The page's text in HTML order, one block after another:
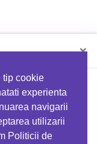
tip cookie
experienta
navigarii
utilizarii
Politicii de
×
folosind codul